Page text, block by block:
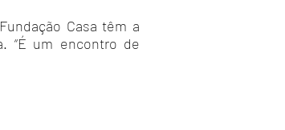
Casa têm a
“É um encontro de